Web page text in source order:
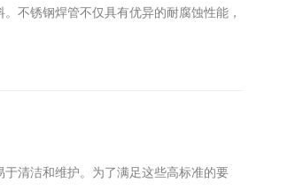
不锈钢焊管不仅具有优异的耐腐蚀性能，
清洁和维护。为了满足这些高标准的要